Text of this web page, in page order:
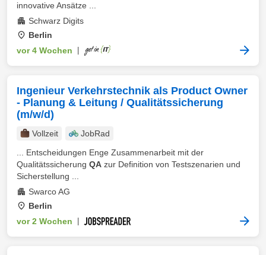
innovative Ansätze ...
Schwarz Digits
Berlin
vor 4 Wochen
Ingenieur Verkehrstechnik als Product Owner
- Planung & Leitung / Qualitätssicherung
(m/w/d)
Vollzeit
JobRad
... Entscheidungen Enge Zusammenarbeit mit der
Qualitätssicherung QA zur Definition von Testszenarien und
Sicherstellung ...
Swarco AG
Berlin
vor 2 Wochen